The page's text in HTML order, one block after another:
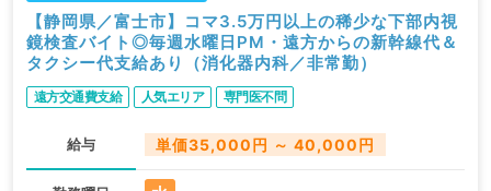
【静岡県／富士市】コマ3.5万円以上の稀少な下部内視
鏡検査バイト◎毎週水曜日PM・遠方からの新幹線代＆
タクシー代支給あり（消化器内科／非常勤）
遠方交通費支給 人気エリア 専門医不問
給与 単価35,000円 ～ 40,000円